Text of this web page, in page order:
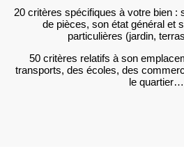
20 critères spécifiques à votre bien :
de pièces, son état général et
particulières (jardin,
50 critères relatifs à son
transports, des écoles, des
le quartier…